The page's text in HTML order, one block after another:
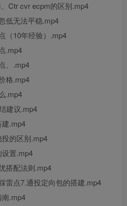
Ctr cvr ecpm的区别.mp4
低无法平稳.mp4
（10年经验）.mp4
.mp4
、.mp4
格.mp4
.mp4
建议.mp4
.mp4
的区别.mp4
置.mp4
搭配法则.mp4
雷点7.通投定向包的搭建.mp4
.mp4